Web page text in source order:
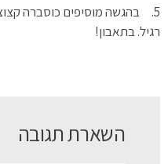
5. בהגשה מוסיפים כוסברה
רגיל. בתאבון!
השארת תגובה